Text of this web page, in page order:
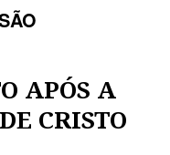
APÓS A
CRISTO